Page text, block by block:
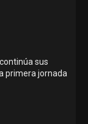
sus
primera jornada